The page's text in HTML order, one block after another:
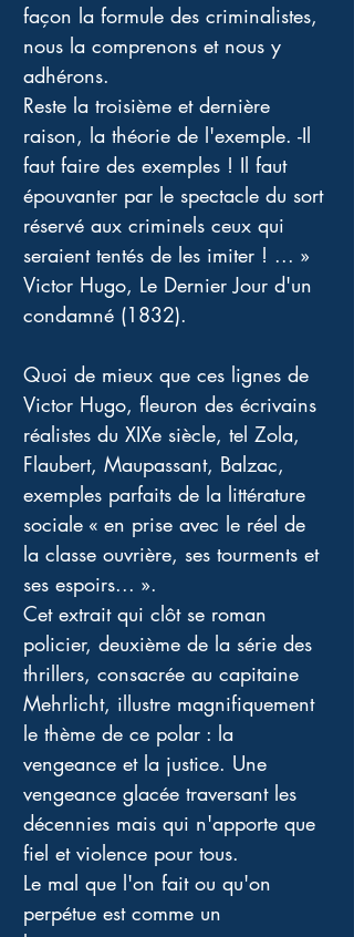
façon la formule des criminalistes,
nous la comprenons et nous y
adhérons.
Reste la troisième et dernière
raison, la théorie de l'exemple. -Il
faut faire des exemples ! Il faut
épouvanter par le spectacle du sort
réservé aux criminels ceux qui
seraient tentés de les imiter ! ... »
Victor Hugo, Le Dernier Jour d'un
condamné (1832).
Quoi de mieux que ces lignes de
Victor Hugo, fleuron des écrivains
réalistes du XIXe siècle, tel Zola,
Flaubert, Maupassant, Balzac,
exemples parfaits de la littérature
sociale « en prise avec le réel de
la classe ouvrière, ses tourments et
ses espoirs... ».
Cet extrait qui clôt se roman
policier, deuxième de la série des
thrillers, consacrée au capitaine
Mehrlicht, illustre magnifiquement
le thème de ce polar : la
vengeance et la justice. Une
vengeance glacée traversant les
décennies mais qui n'apporte que
fiel et violence pour tous.
Le mal que l'on fait ou qu'on
perpétue est comme un